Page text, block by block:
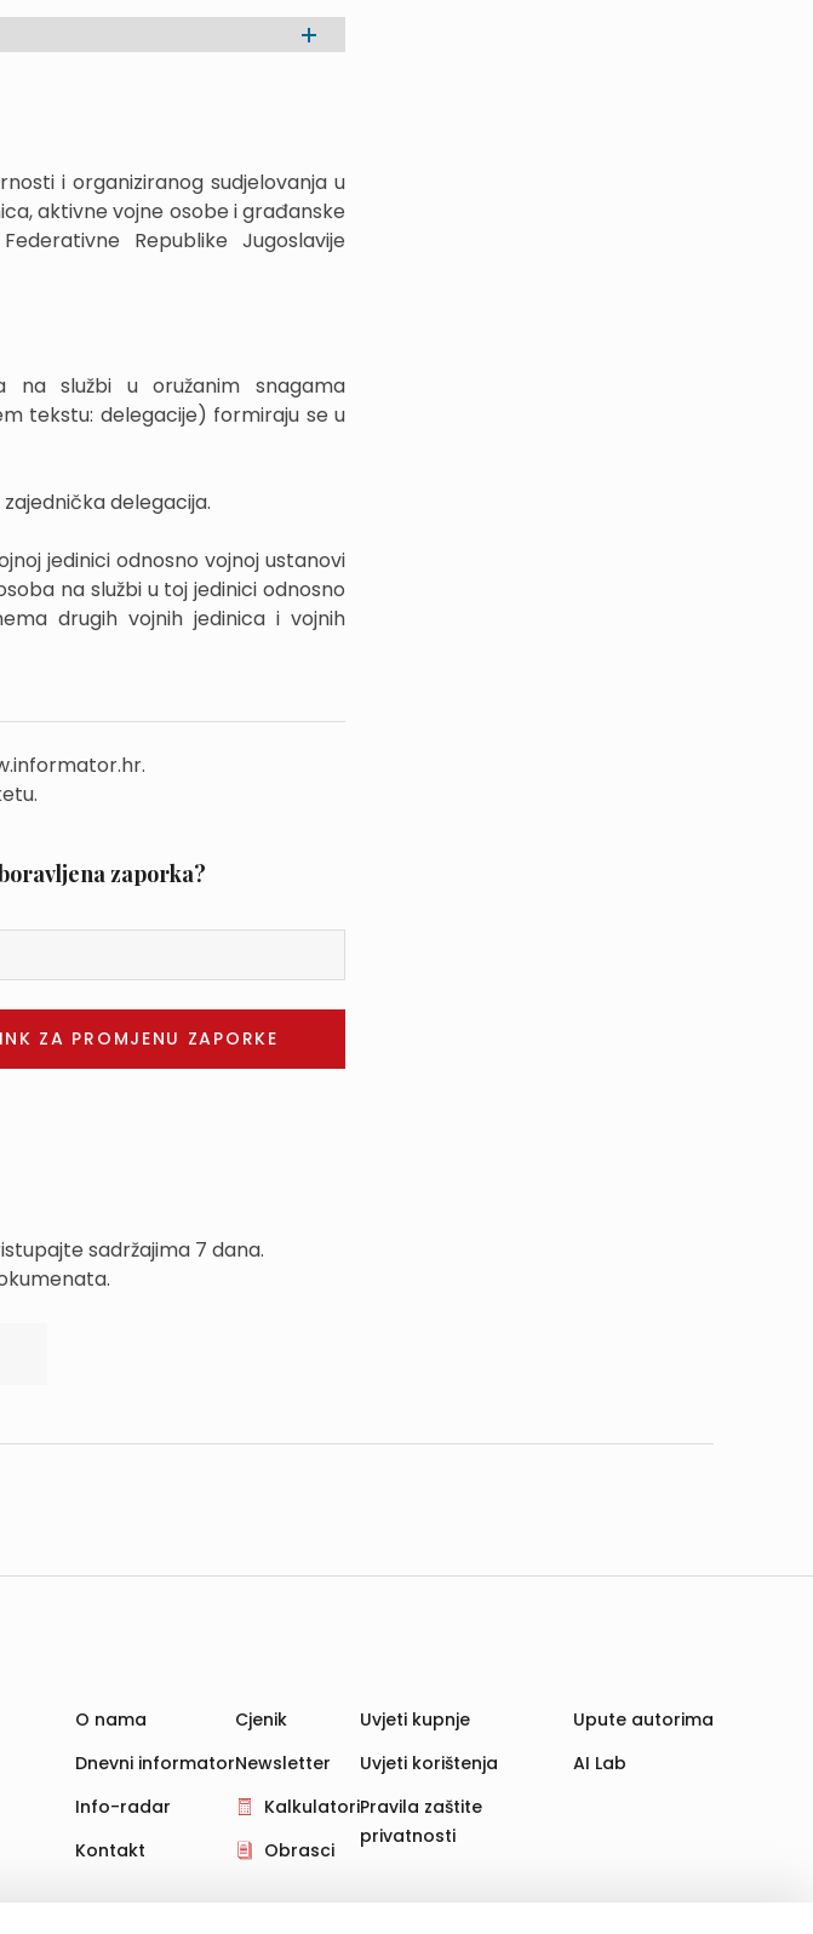
i organiziranog sudjelovanja u
aktivne vojne osobe i građanske
Republike Jugoslavije
na službi u oružanim snagama
tekstu: delegacije) formiraju se u
delegacija.
jedinici odnosno vojnoj ustanovi
na službi u toj jedinici odnosno
drugih vojnih jedinica i vojnih
zaporka?
sadržajima 7 dana.
O nama
Dnevni informator
Info-radar
Kontakt
Cjenik
Newsletter
Kalkulatori
Obrasci
Uvjeti kupnje
Uvjeti korištenja
Pravila zaštite
privatnosti
Upute autorima
AI Lab